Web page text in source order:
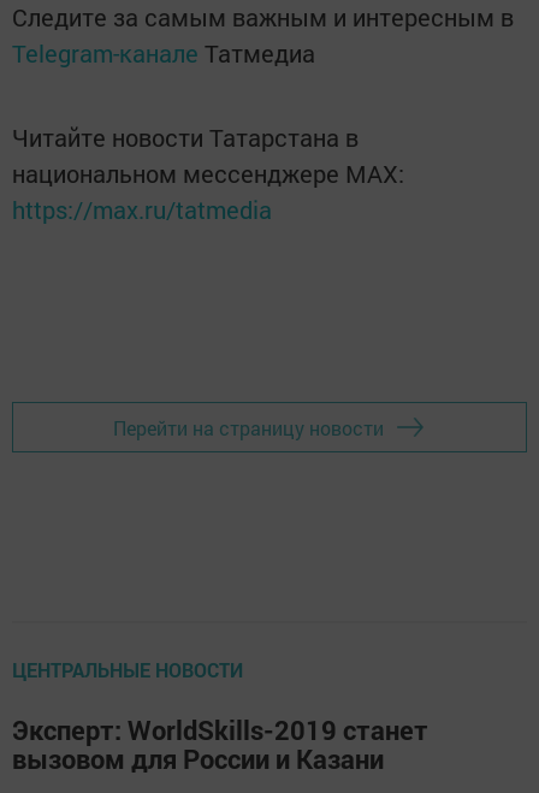
Следите за самым важным и интересным в
Telegram-канале Татмедиа
Читайте новости Татарстана в
национальном мессенджере MАХ:
https://max.ru/tatmedia
Перейти на страницу новости
ЦЕНТРАЛЬНЫЕ НОВОСТИ
Эксперт: WorldSkills-2019 станет
вызовом для России и Казани